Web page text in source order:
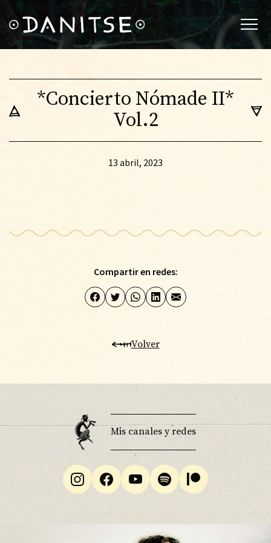
Discografía
Prensa
Blog
Contacto
*Concierto Nómade II*
Vol.2
13 abril, 2023
Compartir en redes:
Volver
Mis canales y redes